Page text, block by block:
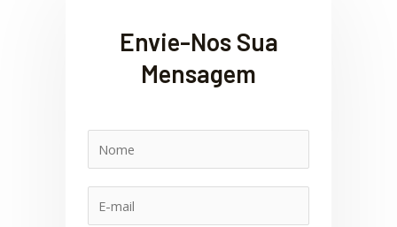
Envie-Nos Sua
Mensagem
o
m
-